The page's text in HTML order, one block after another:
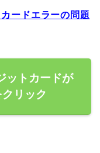
ードエラーの問題
ットカードが
リック